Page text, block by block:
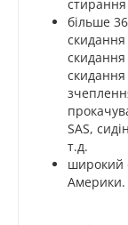
більше
скидання
SAS,
т.д.
широкий
Америки.